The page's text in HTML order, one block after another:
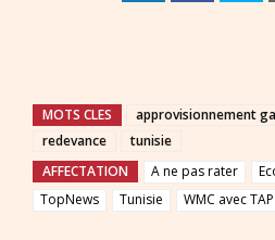
MOTS CLES approvisionnement
redevance
tunisie
AFFECTATION
A ne pas rater
TopNews
Tunisie WMC avec TAP